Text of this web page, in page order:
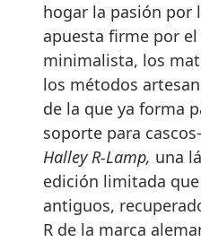
hogar la pasión por
apuesta firme por
minimalista, los
los métodos
de la que ya forma
soporte para
Halley R-Lamp, una
edición limitada
antiguos,
R de la marca